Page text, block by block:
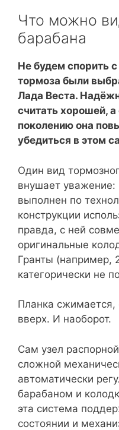
Что можно
барабана
Не будем спорить
тормоза были
Лада Веста.
считать хорошей,
поколению она
убедиться в этом
Один вид
внушает уважение:
выполнен по
конструкции
правда, с ней
оригинальные
Гранты (например,
категорически не
Планка сжимается,
вверх. И наоборот.
Сам узел
сложной
автоматически
барабаном и
эта система
состоянии и